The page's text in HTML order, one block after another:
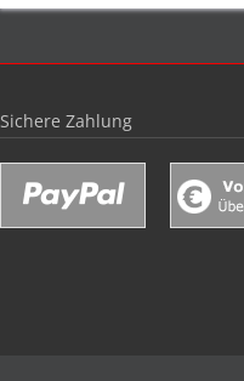
Sichere Zahlung